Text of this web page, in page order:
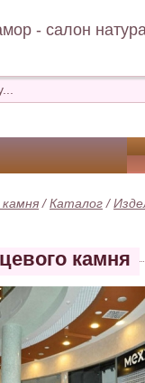
- салон
/Каталог /
камня